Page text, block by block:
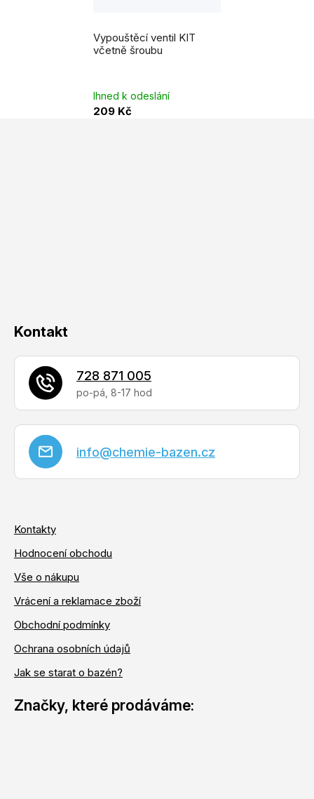
Vypouštěcí ventil KIT
včetně šroubu
Ihned k odeslání
209 Kč
Kontakt
info@chemie-bazen.cz
728 871 005
Kontakty
Hodnocení obchodu
Vše o nákupu
Vrácení a reklamace zboží
Obchodní podmínky
Ochrana osobních údajů
Jak se starat o bazén?